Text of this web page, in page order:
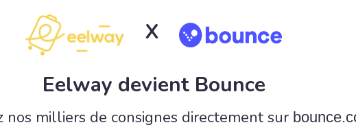
X
Eelway devient Bounce
nos milliers de consignes directement sur